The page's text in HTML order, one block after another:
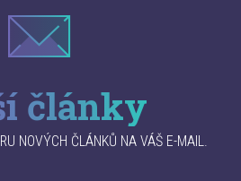
články
NOVÝCH ČLÁNKŮ NA VÁŠ E-MAIL.